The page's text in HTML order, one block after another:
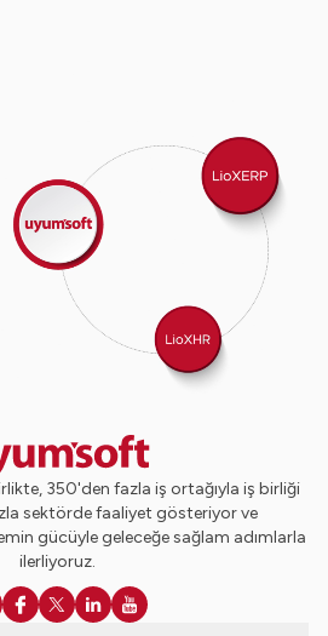
350'den fazla iş ortağıyla iş birliği
sektörde faaliyet gösteriyor ve
gücüyle geleceğe sağlam adımlarla
ilerliyoruz.